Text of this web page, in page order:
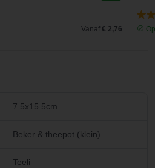
Vanaf € 2,76
7.5x15.5cm
Beker & theepot (klein)
Teeli